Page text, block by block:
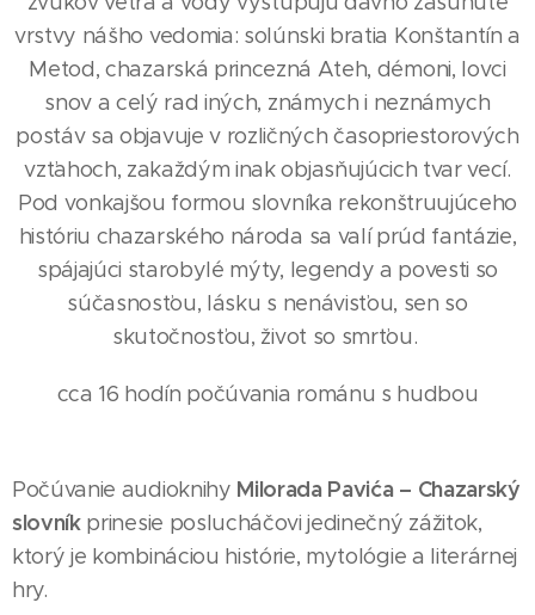
vrstvy nášho vedomia: solúnski bratia Konštantín a
Metod, chazarská princezná Ateh, démoni, lovci
snov a celý rad iných, známych i neznámych
postáv sa objavuje v rozličných časopriestorových
vzťahoch, zakaždým inak objasňujúcich tvar vecí.
Pod vonkajšou formou slovníka rekonštruujúceho
históriu chazarského národa sa valí prúd fantázie,
spájajúci starobylé mýty, legendy a povesti so
súčasnosťou, lásku s nenávisťou, sen so
skutočnosťou, život so smrťou.
cca 16 hodín počúvania románu s hudbou
Počúvanie audioknihy Milorada Pavića – Chazarský
slovníkprinesie poslucháčovi jedinečný zážitok,
ktorý je kombináciou histórie, mytológie a literárnej
hry.